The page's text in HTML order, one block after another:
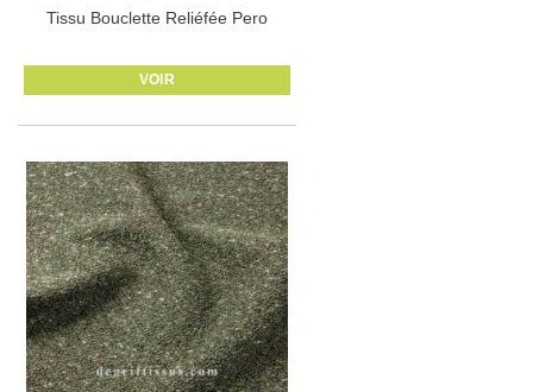
Tissu Bouclette Reliéfée Pero
VOIR